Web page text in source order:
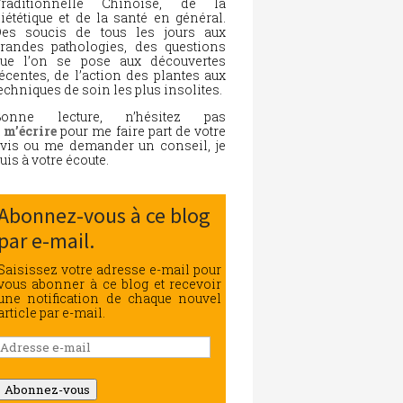
et de la santé en général.
soucis de tous les jours aux
pathologies, des questions
l’on se pose aux découvertes
de l’action des plantes aux
de soin les plus insolites.
lecture, n’hésitez pas
m’écrire pour me faire part de votre
ou me demander un conseil, je
à votre écoute.
vous à ce blog
par e-mail.
votre adresse e-mail pour
abonner à ce blog et recevoir
notification de chaque nouvel
par e-mail.
Abonnez-vous